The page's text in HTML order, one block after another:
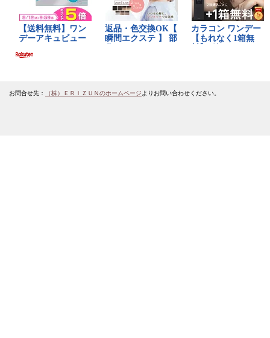
お問合せ先： （株）ＥＲＩＺＵＮのホームページよりお問い合わせください。